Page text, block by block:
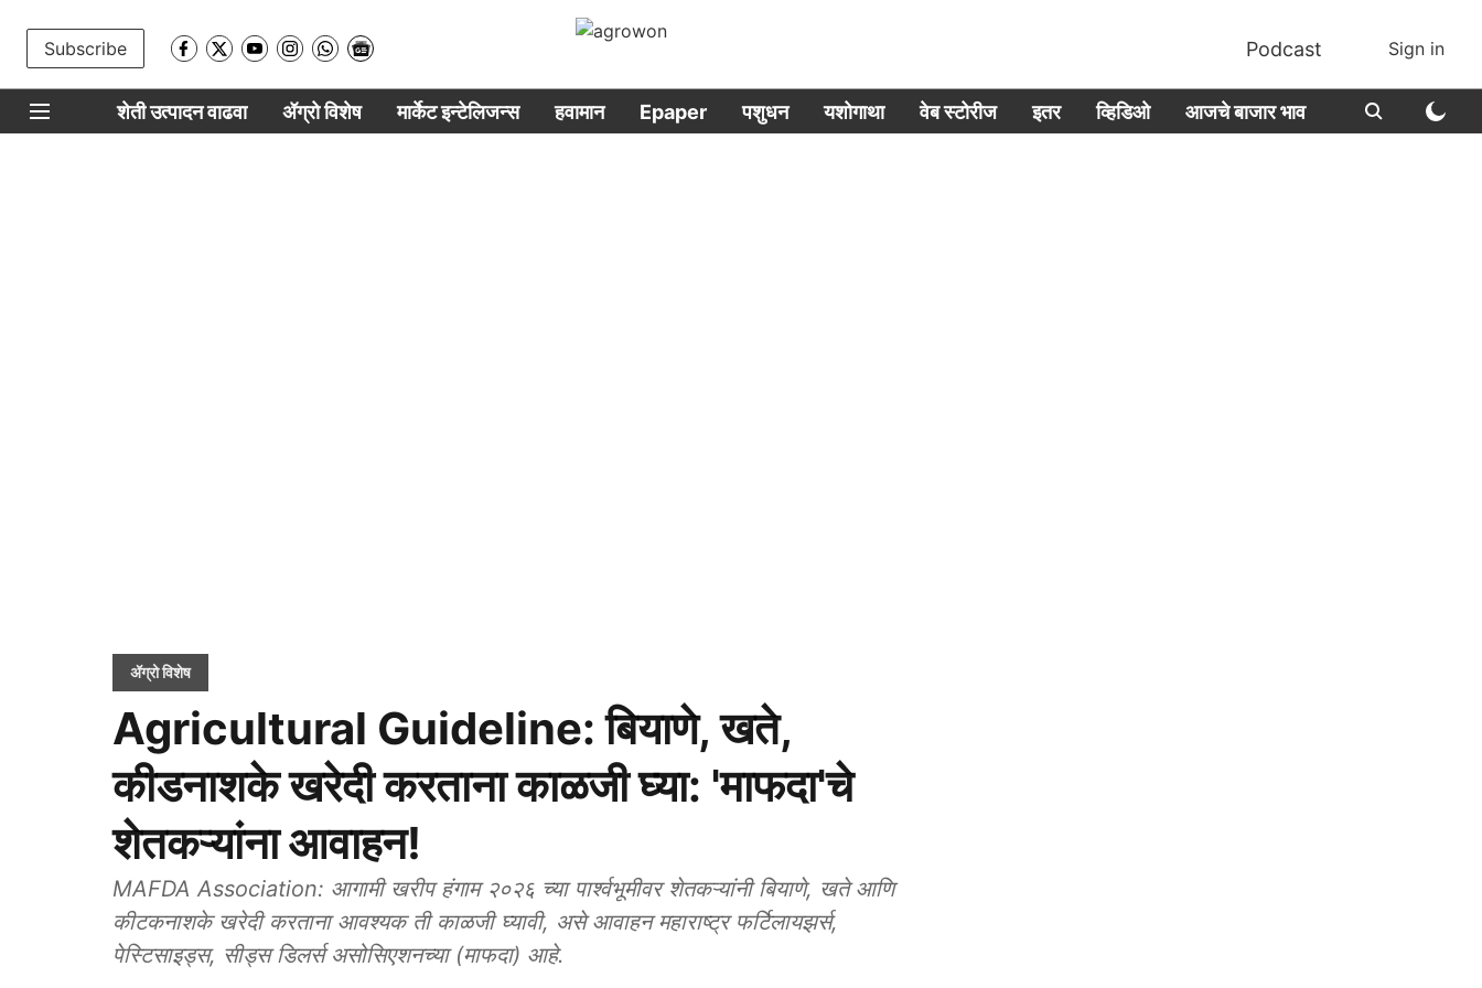
Subscribe Podcast Sign in
शेती उत्पादन वाढवा ॲग्रो विशेष मार्केट इन्टेलिजन्स हवामान Epaper पशुधन यशोगाथा वेब स्टोरीज इतर व्हिडिओ आजचे बाजार भाव
ॲग्रो विशेष
Agricultural Guideline: बियाणे, खते,
कीडनाशके खरेदी करताना काळजी घ्या: 'माफदा'चे
शेतकऱ्यांना आवाहन!
MAFDA Association: आगामी खरीप हंगाम २०२६ च्या पार्श्वभूमीवर शेतकऱ्यांनी बियाणे, खते आणि
कीटकनाशके खरेदी करताना आवश्यक ती काळजी घ्यावी, असे आवाहन महाराष्ट्र फर्टिलायझर्स,
पेस्टिसाइड्स, सीड्स डिलर्स असोसिएशनच्या (माफदा) आहे.